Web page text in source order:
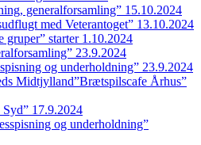
generalforsamling” 15.10.2024
med Veterantoget” 13.10.2024
gruper” starter 1.10.2024
23.9.2024
og underholdning” 23.9.2024
Midtjylland”Brætspilscafe Århus”
17.9.2024
og underholdning”